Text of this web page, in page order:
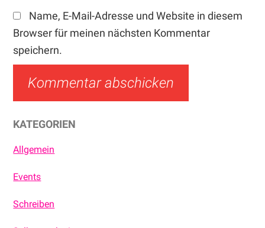
Name, E-Mail-Adresse und Website in diesem
Browser für meinen nächsten Kommentar
speichern.
Haupt-
Sidebar
KATEGORIEN
Allgemein
Events
Schreiben